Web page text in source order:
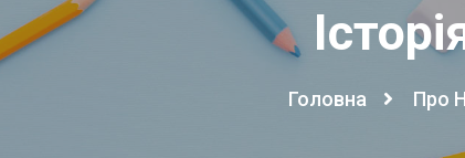
Головна Про